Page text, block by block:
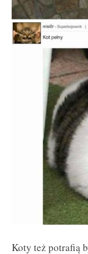
Koty też potrafią